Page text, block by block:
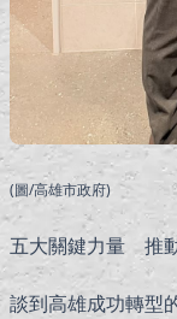
(圖/高雄市政府)
五大關鍵力量 推
談到高雄成功轉型